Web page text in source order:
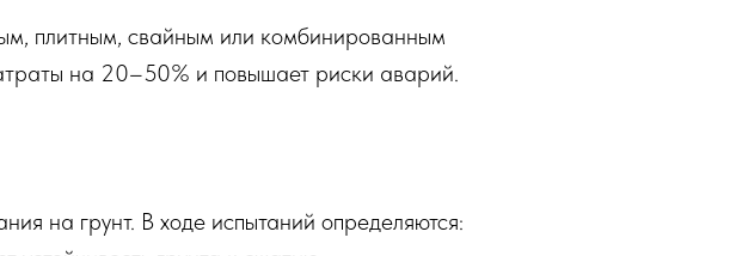
плитным, свайным или комбинированным
на 20–50% и повышает риски аварий.
на грунт. В ходе испытаний определяются: